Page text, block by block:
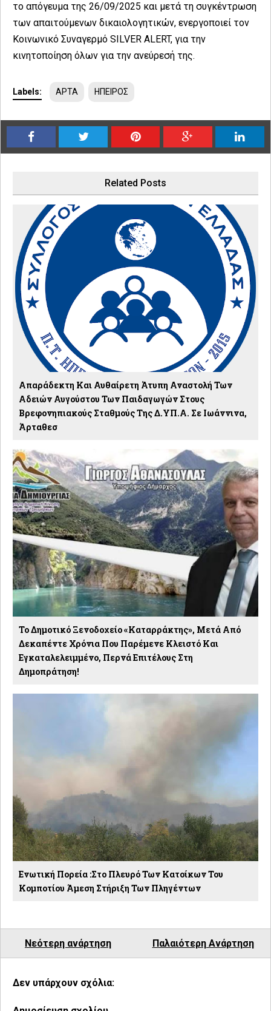
το απόγευμα της 26/09/2025 και μετά τη συγκέντρωση
των απαιτούμενων δικαιολογητικών, ενεργοποιεί τον
Κοινωνικό Συναγερμό SILVER ALERT, για την
κινητοποίηση όλων για την ανεύρεσή της.
Labels: ΑΡΤΑ ΗΠΕΙΡΟΣ
Related Posts
Απαράδεκτη Και Αυθαίρετη Άτυπη Αναστολή Των
Αδειών Αυγούστου Των Παιδαγωγών Στους
Βρεφονηπιακούς Σταθμούς Της Δ.ΥΠ.Α. Σε Ιωάννινα,
Άρταθεσ
Το Δημοτικό Ξενοδοχείο «Καταρράκτης», Μετά Από
Δεκαπέντε Χρόνια Που Παρέμενε Κλειστό Και
Εγκαταλελειμμένο, Περνά Επιτέλους Στη
Δημοπράτηση!
Ενωτική Πορεία :Στο Πλευρό Των Κατοίκων Του
Κομποτίου Άμεση Στήριξη Των Πληγέντων
Νεότερη ανάρτηση Παλαιότερη Ανάρτηση
Δεν υπάρχουν σχόλια: